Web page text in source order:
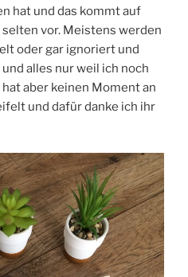
hat und das kommt auf
vor. Meistens werden
oder gar ignoriert und
alles nur weil ich noch
aber keinen Moment an
und dafür danke ich ihr